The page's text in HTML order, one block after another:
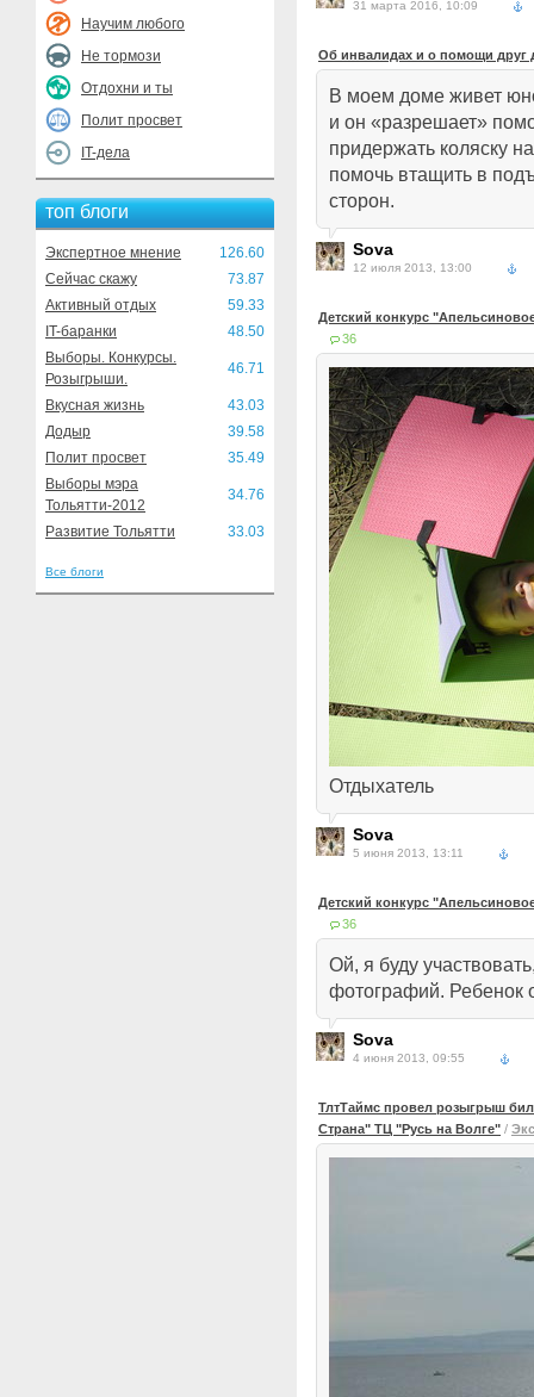
Научим любого
Не тормози
Отдохни и ты
Полит просвет
IT-дела
топ блоги
Экспертное мнение
126.60
Сейчас скажу
73.87
Активный отдых
59.33
IT-баранки
48.50
Выборы. Конкурсы.
Розыгрыши.
46.71
Вкусная жизнь
43.03
Додыр
39.58
Полит просвет
35.49
Выборы мэра
Тольятти-2012
34.76
Развитие Тольятти 33.03
Все блоги
31 марта 2016, 10:09
Об инвалидах и о помощи друг
В моем доме живет
и он «разрешает»
придержать коляску
помочь втащить в
сторон.
Sova
12 июля 2013, 13:00
Детский конкурс
36
Отдыхатель
Sova
5 июня 2013, 13:11
Детский конкурс
36
Ой, я буду
фотографий. Ребенок
Sova
4 июня 2013, 09:55
ТлтТаймс провел розыгрыш
Страна" ТЦ "Русь на Волге" /